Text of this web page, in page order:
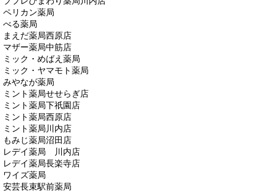
ペリカン薬局
べる薬局
まえだ薬局西原店
マザー薬局中筋店
ミック・めばえ薬局
ミック・ヤマモト薬局
みやなが薬局
ミント薬局せせらぎ店
ミント薬局下祇園店
ミント薬局西原店
ミント薬局川内店
もみじ薬局沼田店
レデイ薬局 川内店
レデイ薬局長楽寺店
ワイズ薬局
安芸長束駅前薬局